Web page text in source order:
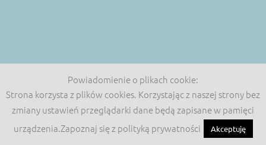
Powiadomienie o plikach cookie:
Strona korzysta z plików cookies. Korzystając z naszej strony bez
zmiany ustawień przeglądarki dane będą zapisane w pamięci
urządzenia.Zapoznaj się z polityką prywatności
Akceptuję